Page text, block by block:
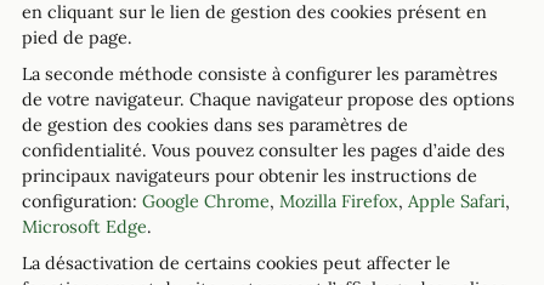
en cliquant sur le lien de gestion des cookies présent en
pied de page.
La seconde méthode consiste à configurer les paramètres
de votre navigateur. Chaque navigateur propose des options
de gestion des cookies dans ses paramètres de
confidentialité. Vous pouvez consulter les pages d’aide des
principaux navigateurs pour obtenir les instructions de
configuration: Google Chrome, Mozilla Firefox, Apple Safari,
Microsoft Edge.
La désactivation de certains cookies peut affecter le